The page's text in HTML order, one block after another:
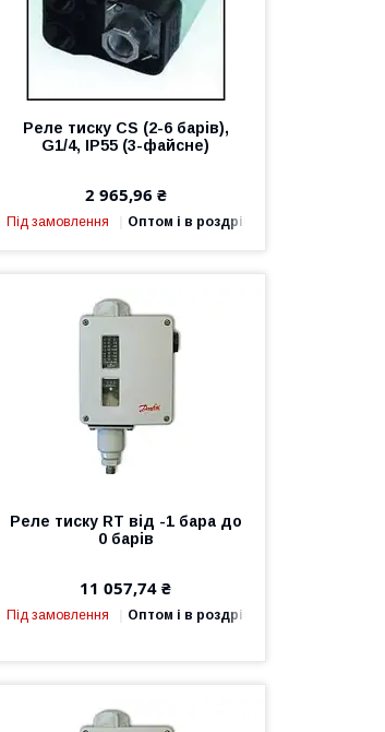
Реле тиску CS (2-6 барів),
G1/4, IP55 (3-файсне)
2 965,96 ₴
Під замовлення Оптом і в роздріб
Реле тиску RT від -1 бара до
0 барів
11 057,74 ₴
Під замовлення Оптом і в роздріб